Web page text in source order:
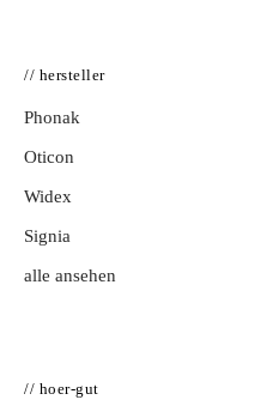
// hersteller
Phonak
Oticon
Widex
Signia
alle ansehen
// hoer-gut